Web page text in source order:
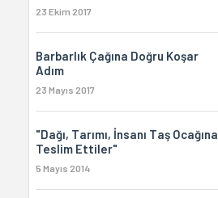
23 Ekim 2017
Barbarlık Çağına Doğru Koşar
Adım
23 Mayıs 2017
"Dağı, Tarımı, İnsanı Taş Ocağına
Teslim Ettiler"
5 Mayıs 2014